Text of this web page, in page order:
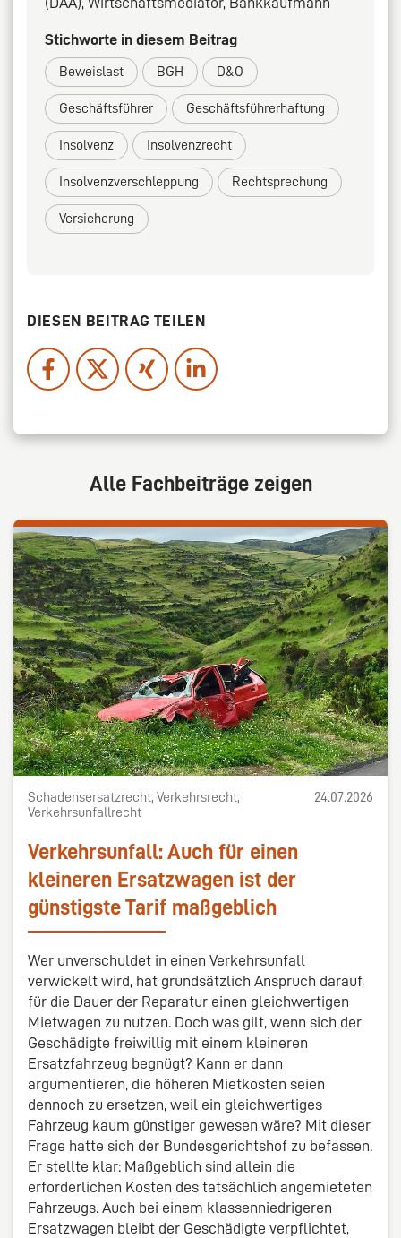
Stichworte in diesem Beitrag
Beweislast BGH D&O
Geschäftsführer Geschäftsführerhaftung
Insolvenz Insolvenzrecht
Insolvenzverschleppung Rechtsprechung
Versicherung
DIESEN BEITRAG TEILEN
Alle Fachbeiträge zeigen
Schadensersatzrecht, Verkehrsrecht,
Verkehrsunfallrecht
24.07.2026
Verkehrsunfall: Auch für einen
kleineren Ersatzwagen ist der
günstigste Tarif maßgeblich
Wer unverschuldet in einen Verkehrsunfall
verwickelt wird, hat grundsätzlich Anspruch darauf,
für die Dauer der Reparatur einen gleichwertigen
Mietwagen zu nutzen. Doch was gilt, wenn sich der
Geschädigte freiwillig mit einem kleineren
Ersatzfahrzeug begnügt? Kann er dann
argumentieren, die höheren Mietkosten seien
dennoch zu ersetzen, weil ein gleichwertiges
Fahrzeug kaum günstiger gewesen wäre? Mit dieser
Frage hatte sich der Bundesgerichtshof zu befassen.
Er stellte klar: Maßgeblich sind allein die
erforderlichen Kosten des tatsächlich angemieteten
Fahrzeugs. Auch bei einem klassenniedrigeren
Ersatzwagen bleibt der Geschädigte verpflichtet,